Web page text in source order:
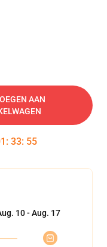
AAN
: 33: 54
10 - Aug. 17